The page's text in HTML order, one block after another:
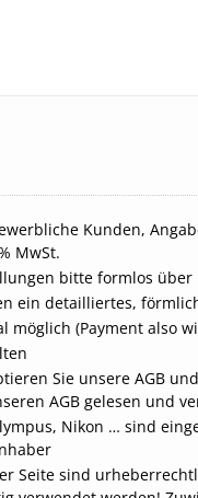
Kunden,
MwSt.
bitte formlos über
ein detailliertes,
möglich (Payment also
Sie unsere AGB
AGB gelesen und
Nikon … sind
Seite sind